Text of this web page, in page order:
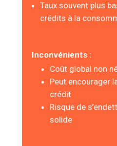
Taux souvent plus
crédits à la
Inconvénients :
Coût global non
Peut encourager
crédit
Risque de
solide